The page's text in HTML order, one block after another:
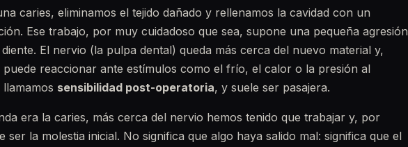
caries, eliminamos el tejido dañado y rellenamos la cavidad con un
Ese trabajo, por muy cuidadoso que sea, supone una pequeña agresión
El nervio (la pulpa dental) queda más cerca del nuevo material y,
reaccionar ante estímulos como el frío, el calor o la presión al
sensibilidad post-operatoria, y suele ser pasajera.
era la caries, más cerca del nervio hemos tenido que trabajar y, por
ser la molestia inicial. No significa que algo haya salido mal: significa que el